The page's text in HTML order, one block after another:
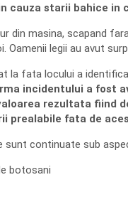
cauza starii bahice
din masina, scapand
Oamenii legii au avut
la fata locului a
incidentului a fost
rezultata fiind
prealabile fata de
sunt continuate sub
botosani